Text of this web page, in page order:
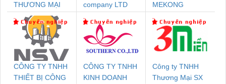
THƯƠNG MẠI
DỊCH VỤ KỸ
THUẬT ĐIỆN CƠ
GIA HƯNG PHÁT
company LTD
MEKONG
SUPPLY
CÔNG TY TNHH
THIẾT BỊ CÔNG
CÔNG TY TNHH
KINH DOANH
Công ty TNHH
Thương Mại SX